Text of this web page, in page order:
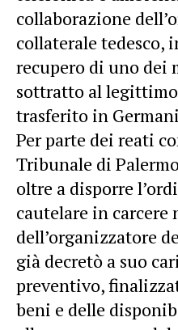
collaborazione
collaterale tedesco,
recupero di uno dei
sottratto al
trasferito in
Per parte dei reati
Tribunale di
oltre a disporre
cautelare in
dell’organizzatore
già decretò a suo
preventivo,
beni e delle